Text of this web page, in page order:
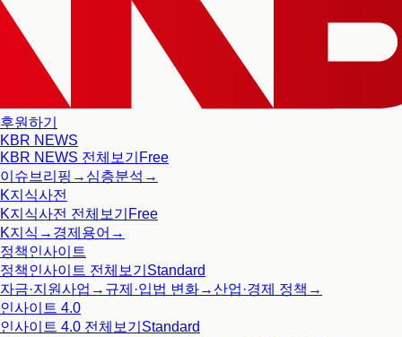
후원하기
KBR NEWS
KBR NEWS 전체보기 Free
이슈브리핑 → 심층분석 →
K지식사전
K지식사전 전체보기 Free
K지식 → 경제용어 →
정책인사이트
정책인사이트 전체보기 Standard
자금·지원사업 → 규제·입법 변화→산업·경제 정책 →
인사이트 4.0
인사이트 4.0 전체보기 Standard